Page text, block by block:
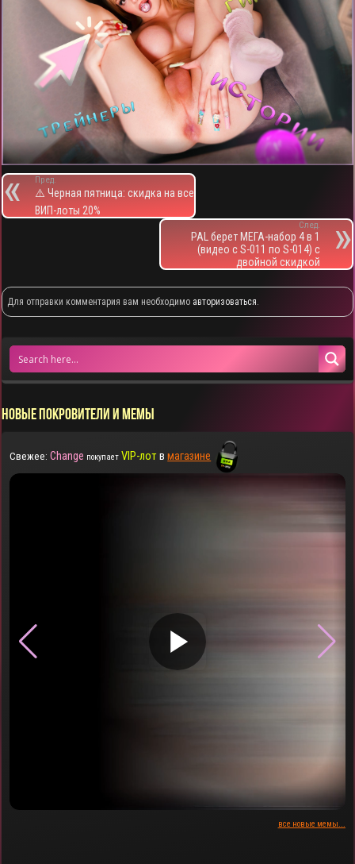
Пред.
⚠️ Черная пятница: скидка на все
ВИП-лоты 20%
След.
PAL берет МЕГА-набор 4 в 1
(видео с S-011 по S-014) с
двойной скидкой
Для отправки комментария вам необходимо авторизоваться
НОВЫЕ ПОКРОВИТЕЛИ И МЕМЫ
Свежее: Change покупает VIP-лотвмагазине
▶
все новые мемы...